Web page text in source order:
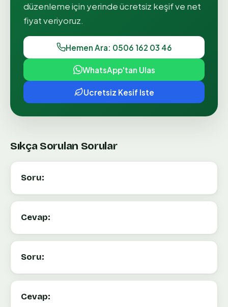
düzenlemeiçin yerinde ücretsiz keşif ve net
fiyat veriyoruz.
Hemen Ara: 0506 162 03 46
WhatsApp'tan Ulas
Ucretsiz Kesif Iste
Sıkça Sorulan Sorular
Soru:
Cevap:
Soru:
Cevap: